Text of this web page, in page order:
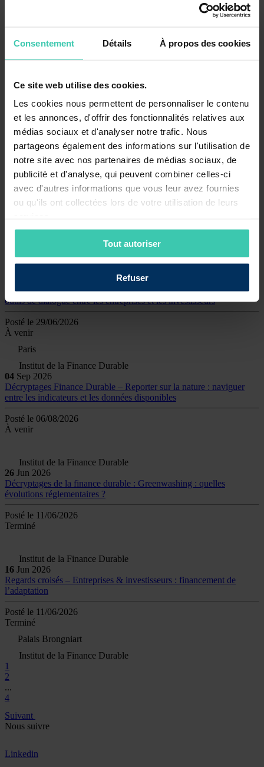
Consentement Détails À propos des cookies
Ce site web utilise des cookies.
Les cookies nous permettent de personnaliser le contenu
et les annonces, d'offrir des fonctionnalités relatives aux
médias sociaux et d'analyser notre trafic. Nous
partageons également des informations sur l'utilisation de
notre site avec nos partenaires de médias sociaux, de
publicité et d'analyse, qui peuvent combiner celles-ci
avec d'autres informations que vous leur avez fournies
ou qu'ils ont collectées lors de votre utilisation de leurs
Tout autoriser
Refuser
Palais des Congrès
Sep 2026
PRODURABLE 2026
À venir
Palais des congrès, Paris
17 Sep 2026
Webinar membres – Découvrez nos groupes de travail
Regards croisés – Entreprises & investisseurs – Plans de transition :
outils de dialogue entre les entreprises et les investisseurs
Posté le 29/06/2026
À venir
Paris
Institut de la Finance Durable
04 Sep 2026
Décryptages Finance Durable – Reporter sur la nature : naviguer
entre les indicateurs et les données disponibles
Posté le 06/08/2026
À venir
Institut de la Finance Durable
26 Jun 2026
Décryptages de la finance durable : Greenwashing : quelles
évolutions réglementaires ?
Posté le 11/06/2026
Terminé
Institut de la Finance Durable
16 Jun 2026
Regards croisés – Entreprises & investisseurs : financement de
l’adaptation
Posté le 11/06/2026
Terminé
Palais Brongniart
Institut de la Finance Durable
1
2
...
4
Suivant
Nous suivre
Linkedin